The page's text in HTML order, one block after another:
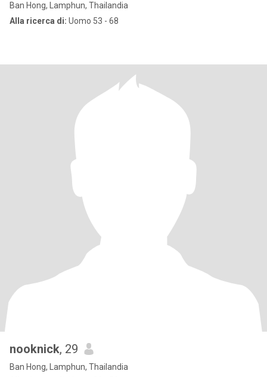
Ban Hong, Lamphun, Thailandia
Alla ricerca di: Uomo 53 - 68
nooknick, 29
Ban Hong, Lamphun, Thailandia